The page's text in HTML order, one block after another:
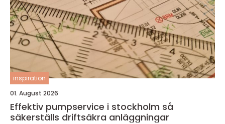
inspiration
01. August 2026
Effektiv pumpservice i stockholm så
säkerställs driftsäkra anläggningar